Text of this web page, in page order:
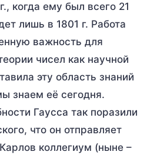
когда ему был всего 21
лишь в 1801 г. Работа
важность для
чисел как научной
эту область знаний
знаем её сегодня.
Гаусса так поразили
что он отправляет
коллегиум (ныне –